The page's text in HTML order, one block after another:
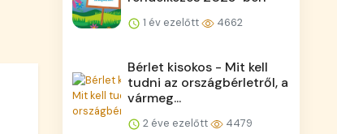
1 év ezelőtt 4662
Bérlet kisokos - Mit kell
tudni az országbérletről, a
vármeg...
2 éve ezelőtt 4479